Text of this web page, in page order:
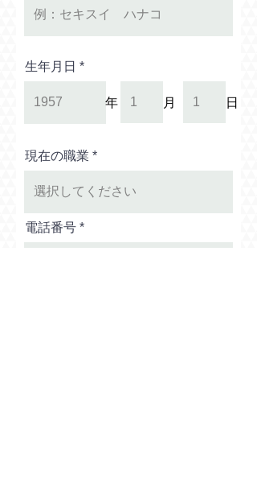
生年月日
​年 月 日
現在の職業
電話番号